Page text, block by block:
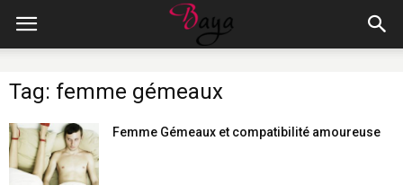
Tag: femme gémeaux
Femme Gémeaux et compatibilité amoureuse